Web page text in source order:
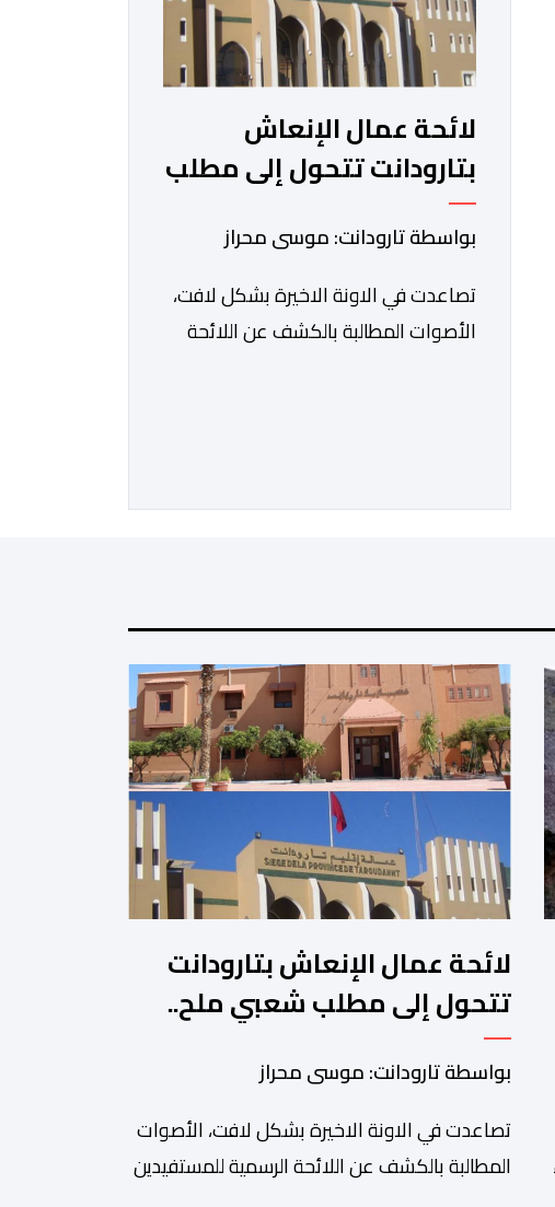
لائحة عمال الإنعاش
بتارودانت تتحول إلى مطلب
شعبي ملح.. فمن يجيب؟.
بواسطة تارودانت: موسى محراز
تصاعدت في الاونة الاخيرة بشكل لافت،
الأصوات المطالبة بالكشف عن اللائحة
التواصل الاجتماعي، وسط دعوات
الكبير بن طوطو، ثم شخص اخر […]
لائحة عمال الإنعاش بتارودانت
تتحول إلى مطلب شعبي ملح..
فمن يجيب؟.
بواسطة تارودانت: موسى محراز
تصاعدت في الاونة الاخيرة بشكل لافت، الأصوات
المطالبة بالكشف عن اللائحة الرسمية للمستفيدين